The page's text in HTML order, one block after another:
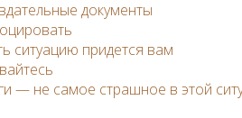
документы
ситуацию придется вам
— не самое страшное в этой